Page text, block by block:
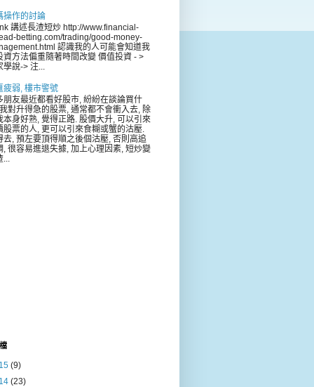
操作的討論
講述長渣短炒 http://www.financial-
betting.com/trading/good-money-
認識我的人可能會知道我
資方法偏重隨著時間改變 價值投資 - >
學說-> 注...
疲弱, 樓市警號
朋友最近都看好股市, 紛紛在談論買什
對升得急的股票, 通常都不會衝入去, 除
本身好熟, 覺得正路. 股價大升, 可以引來
股票的人, 更可以引來食糊或蟹的沽壓.
去, 預左要頂得順之後個沽壓, 否則高追
, 很容易進退失據, 加上心理因素, 短炒變
...
(9)
(23)